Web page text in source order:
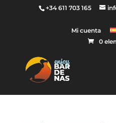
+34 611 703 165
Mi cuenta
0